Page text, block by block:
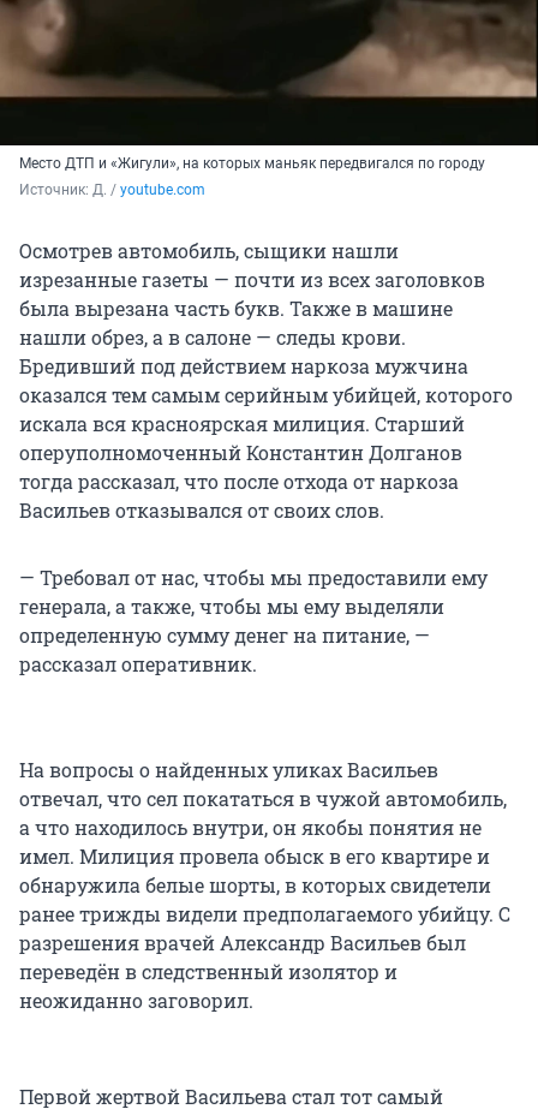
Место ДТП и «Жигули», на которых маньяк передвигался по городу
Источник: Д. / youtube.com
Осмотрев автомобиль, сыщики нашли
изрезанные газеты — почти из всех заголовков
была вырезана часть букв. Также в машине
нашли обрез, а в салоне — следы крови.
Бредивший под действием наркоза мужчина
оказался тем самым серийным убийцей, которого
искала вся красноярская милиция. Старший
оперуполномоченный Константин Долганов
тогда рассказал, что после отхода от наркоза
Васильев отказывался от своих слов.
— Требовал от нас, чтобы мы предоставили ему
генерала, а также, чтобы мы ему выделяли
определенную сумму денег на питание, —
рассказал оперативник.
На вопросы о найденных уликах Васильев
отвечал, что сел покататься в чужой автомобиль,
а что находилось внутри, он якобы понятия не
имел. Милиция провела обыск в его квартире и
обнаружила белые шорты, в которых свидетели
ранее трижды видели предполагаемого убийцу. С
разрешения врачей Александр Васильев был
переведён в следственный изолятор и
неожиданно заговорил.
Первой жертвой Васильева стал тот самый